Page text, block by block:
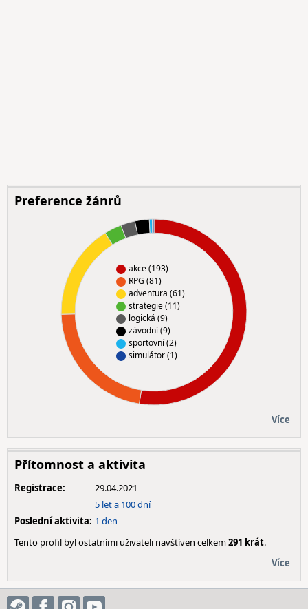
Preference žánrů
akce (193)
RPG (81)
adventura (61)
strategie (11)
logická (9)
závodní (9)
sportovní (2)
simulátor (1)
Více
Přítomnost a aktivita
Registrace:
29.04.2021
5 let a 100 dní
Poslední aktivita: 1 den
Tento profil byl ostatními uživateli navštíven celkem291 krát.
Více